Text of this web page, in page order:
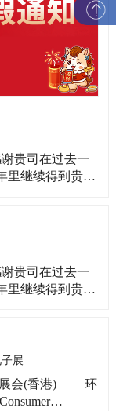
里继续得到贵司
现将我司放假
贵司在过去一
里继续得到贵司
我司放假相关
展
(香港) 环